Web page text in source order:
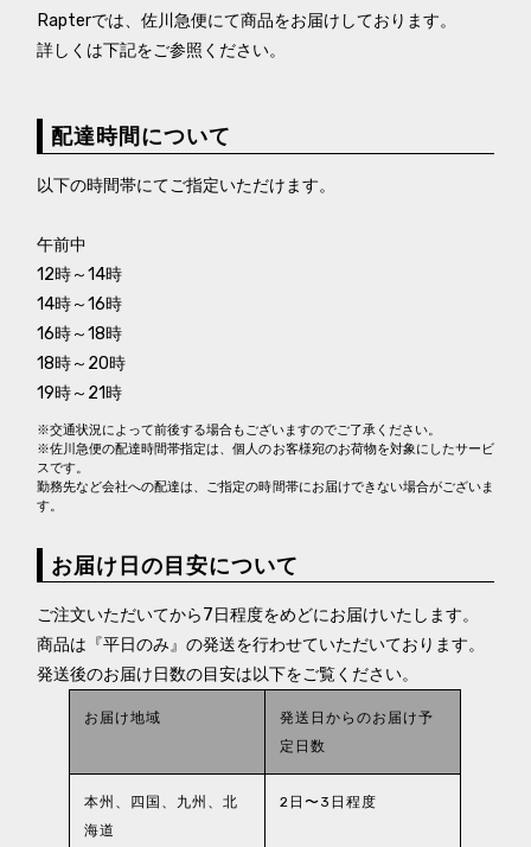
Rapterでは、佐川急便にて商品をお届けしております。
詳しくは下記をご参照ください。
配達時間について
以下の時間帯にてご指定いただけます。
午前中
12時～14時
14時～16時
16時～18時
18時～20時
19時～21時
※交通状況によって前後する場合もございますのでご了承ください。
※佐川急便の配達時間帯指定は、個人のお客様宛のお荷物を対象にしたサービ
スです。
勤務先など会社への配達は、ご指定の時間帯にお届けできない場合がございま
す。
お届け日の目安について
ご注文いただいてから7日程度をめどにお届けいたします。
商品は『平日のみ』の発送を行わせていただいております。
発送後のお届け日数の目安は以下をご覧ください。
お届け地域
発送日からのお届け予
定日数
本州、四国、九州、北
海道
2日〜3日程度